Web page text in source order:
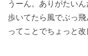
うーん。ありがたい
歩いてたら風でぶっ飛
ってことでちょっと改